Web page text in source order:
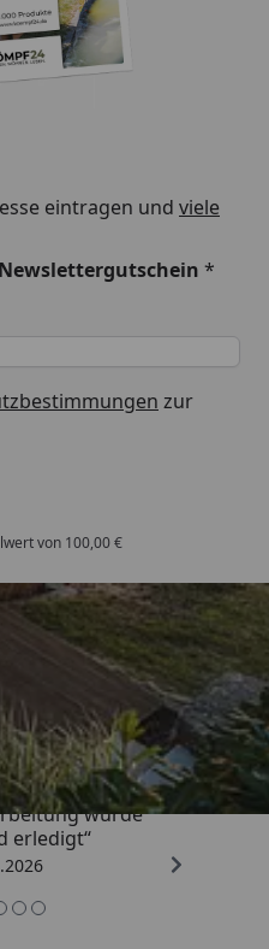
eintragen und viele
*
zur
von 100,00 €
4,81/ 5
wurde
erledigt“